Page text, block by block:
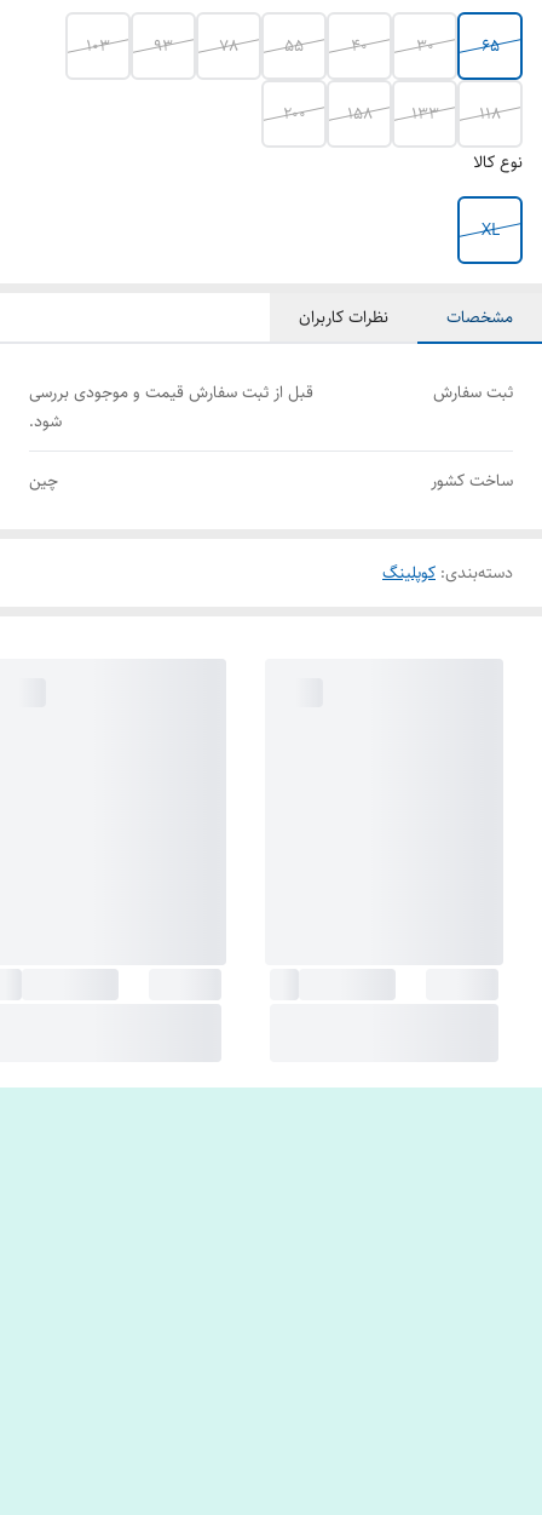
65
30
40
55
78
93
103
118
133
158
200
نوع کالا
XL
مشخصات نظرات کاربران
ثبت سفارش
قبل از ثبت سفارش قیمت و موجودی بررسی
شود.
ساخت کشور چین
دسته‌بندی: کوپلینگ